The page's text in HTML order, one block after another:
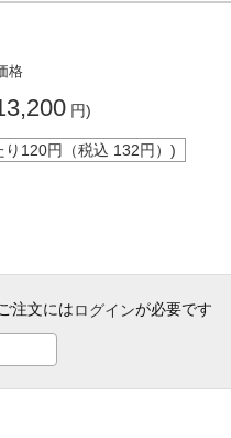
格
円)
120円（税込 132円）)
注文にはログインが必要です